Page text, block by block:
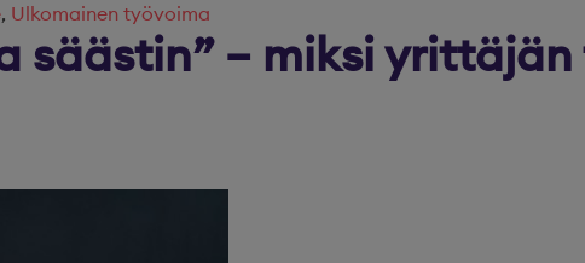
, Ulkomainen työvoima
säästin” – miksi